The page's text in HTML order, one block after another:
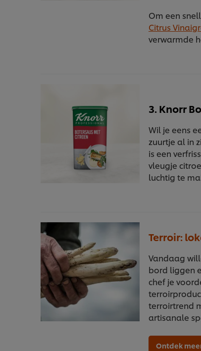
Om een
Citrus
verwarmde
3. Knorr
Wil je eens
zuurtje al in
is een
vleugje
luchtig te
Terroir:
Vandaag
bord liggen
chef je
terroirtrend
artisanale
Ontdek